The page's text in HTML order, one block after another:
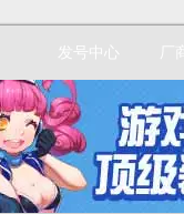
发号中心 厂